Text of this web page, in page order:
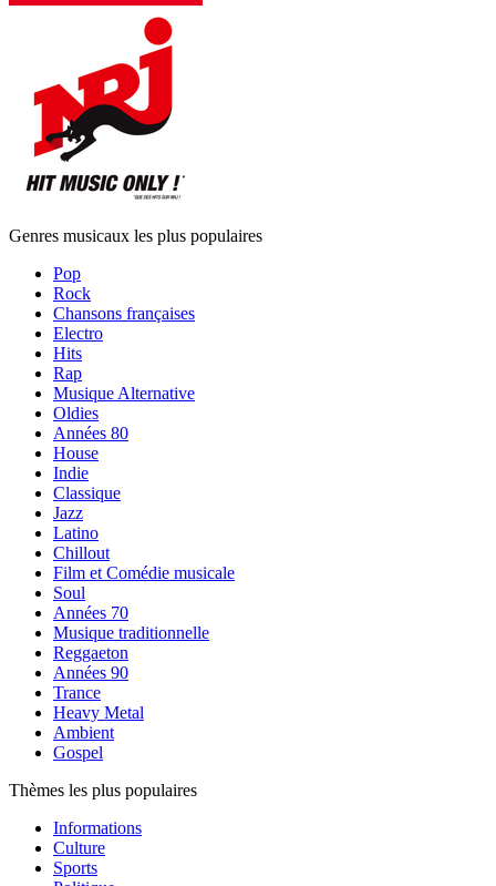
Genres musicaux les plus populaires
Pop
Rock
Chansons françaises
Electro
Hits
Rap
Musique Alternative
Oldies
Années 80
House
Indie
Classique
Jazz
Latino
Chillout
Film et Comédie musicale
Soul
Années 70
Musique traditionnelle
Reggaeton
Années 90
Trance
Heavy Metal
Ambient
Gospel
Thèmes les plus populaires
Informations
Culture
Sports